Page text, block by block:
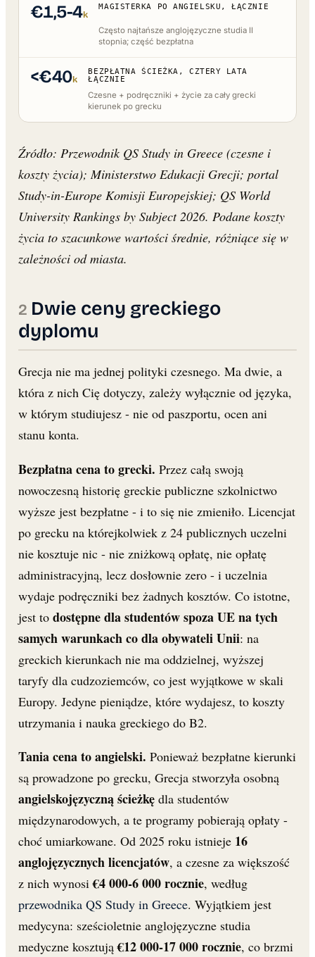
€1,5-4k
MAGISTERKA PO ANGIELSKU, ŁĄCZNIE
Często najtańsze anglojęzyczne studia II
stopnia; część bezpłatna
<€40k
BEZPŁATNA ŚCIEŻKA, CZTERY LATA
ŁĄCZNIE
Czesne + podręczniki + życie za cały grecki
kierunek po grecku
Źródło: Przewodnik QS Study in Greece (czesne i
koszty życia); Ministerstwo Edukacji Grecji; portal
Study-in-Europe Komisji Europejskiej; QS World
University Rankings by Subject 2026. Podane koszty
życia to szacunkowe wartości średnie, różniące się w
zależności od miasta.
Dwie ceny greckiego
dyplomu
Grecja nie ma jednej polityki czesnego. Ma dwie, a
która z nich Cię dotyczy, zależy wyłącznie od języka,
w którym studiujesz - nie od paszportu, ocen ani
stanu konta.
Bezpłatna cena to grecki. Przez całą swoją
nowoczesną historię greckie publiczne szkolnictwo
wyższe jest bezpłatne - i to się nie zmieniło. Licencjat
po grecku na którejkolwiek z 24 publicznych uczelni
nie kosztuje nic - nie zniżkową opłatę, nie opłatę
administracyjną, lecz dosłownie zero - i uczelnia
wydaje podręczniki bez żadnych kosztów. Co istotne,
jest to dostępne dla studentów spoza UE na tych
samych warunkach co dla obywateli Unii: na
greckich kierunkach nie ma oddzielnej, wyższej
taryfy dla cudzoziemców, co jest wyjątkowe w skali
Europy. Jedyne pieniądze, które wydajesz, to koszty
utrzymania i nauka greckiego do B2.
Tania cena to angielski. Ponieważ bezpłatne kierunki
są prowadzone po grecku, Grecja stworzyła osobną
angielskojęzyczną ścieżkę dla studentów
międzynarodowych, a te programy pobierają opłaty -
choć umiarkowane. Od 2025 roku istnieje 16
anglojęzycznych licencjatów, a czesne za większość
z nich wynosi€4 000-6 000 rocznie, według
przewodnika QS Study in Greece. Wyjątkiem jest
medycyna: sześcioletnie anglojęzyczne studia
medyczne kosztują€12 000-17 000 rocznie, co brzmi